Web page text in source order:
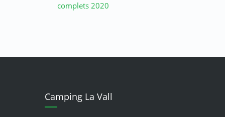
complets 2020
Camping La Vall